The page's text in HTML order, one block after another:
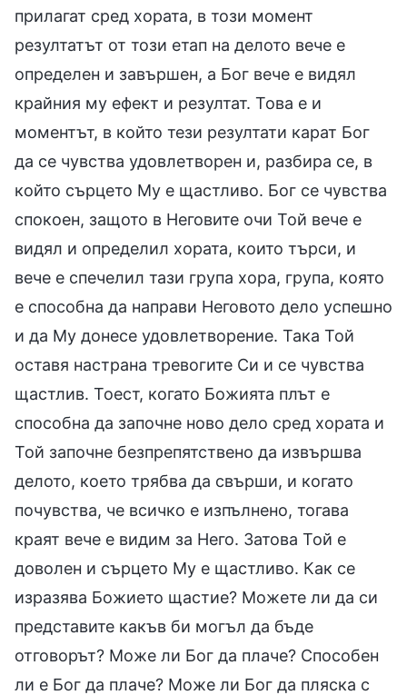
прилагат сред хората, в този момент
резултатът от този етап на делото вече е
определен и завършен, а Бог вече е видял
крайния му ефект и резултат. Това е и
моментът, в който тези резултати карат Бог
да се чувства удовлетворен и, разбира се, в
който сърцето Му е щастливо. Бог се чувства
спокоен, защото в Неговите очи Той вече е
видял и определил хората, които търси, и
вече е спечелил тази група хора, група, която
е способна да направи Неговото дело успешно
и да Му донесе удовлетворение. Така Той
оставя настрана тревогите Си и се чувства
щастлив. Тоест, когато Божията плът е
способна да започне ново дело сред хората и
Той започне безпрепятствено да извършва
делото, което трябва да свърши, и когато
почувства, че всичко е изпълнено, тогава
краят вече е видим за Него. Затова Той е
доволен и сърцето Му е щастливо. Как се
изразява Божието щастие? Можете ли да си
представите какъв би могъл да бъде
отговорът? Може ли Бог да плаче? Способен
ли е Бог да плаче? Може ли Бог да пляска с